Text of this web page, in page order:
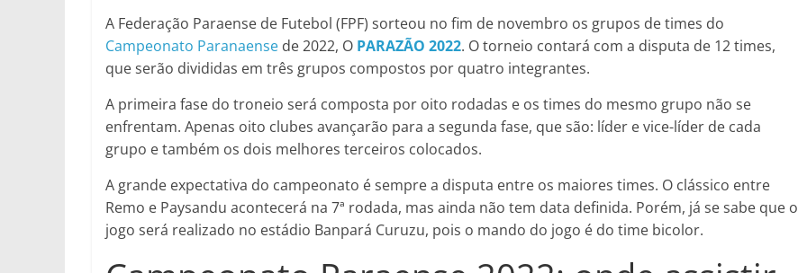
A Federação Paraense de Futebol (FPF) sorteou no fim de novembro os grupos de times do
Campeonato Paranaense de 2022, O PARAZÃO 2022. O torneio contará com a disputa de 12 times,
que serão divididas em três grupos compostos por quatro integrantes.
A primeira fase do troneio será composta por oito rodadas e os times do mesmo grupo não se
enfrentam. Apenas oito clubes avançarão para a segunda fase, que são: líder e vice-líder de cada
grupo e também os dois melhores terceiros colocados.
A grande expectativa do campeonato é sempre a disputa entre os maiores times. O clássico entre
Remo e Paysandu acontecerá na 7ª rodada, mas ainda não tem data definida. Porém, já se sabe que o
jogo será realizado no estádio Banpará Curuzu, pois o mando do jogo é do time bicolor.